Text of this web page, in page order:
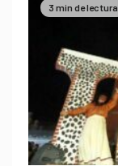
3 min de lectura